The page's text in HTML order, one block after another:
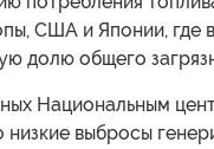
США и Японии, где
долю общего
Национальным
низкие выбросы